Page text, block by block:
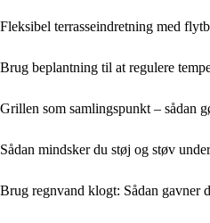
Fleksibel terrasseindretning med
Brug beplantning til at regulere
Grillen som samlingspunkt – sådan
Sådan mindsker du støj og støv
Brug regnvand klogt: Sådan gavner